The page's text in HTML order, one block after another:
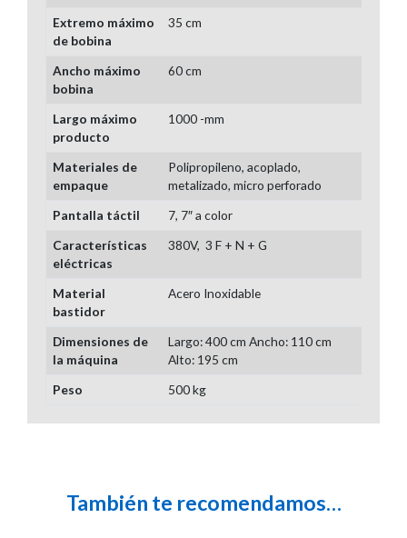
Extremo máximo
de bobina
35 cm
Ancho máximo
bobina
60 cm
Largo máximo
producto
1000 -mm
Materiales de
empaque
Polipropileno, acoplado,
metalizado, micro perforado
Pantalla táctil
7, 7″ a color
Características
eléctricas
380V, 3 F + N + G
Material
bastidor
Acero Inoxidable
Dimensiones de
la máquina
Largo: 400 cm Ancho: 110 cm
Alto: 195 cm
Peso
500 kg
También te recomendamos…